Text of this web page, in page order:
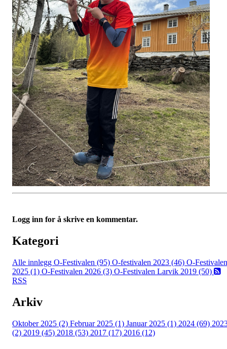
Logg inn for å skrive en kommentar.
Kategori
Alle innlegg O-Festivalen (95) O-festivalen 2023 (46) O-Festivalen
2025 (1) O-Festivalen 2026 (3) O-Festivalen Larvik 2019 (50)
RSS
Arkiv
Oktober 2025 (2) Februar 2025 (1) Januar 2025 (1) 2024 (69)
(2) 2019 (45) 2018 (53) 2017 (17) 2016 (12)